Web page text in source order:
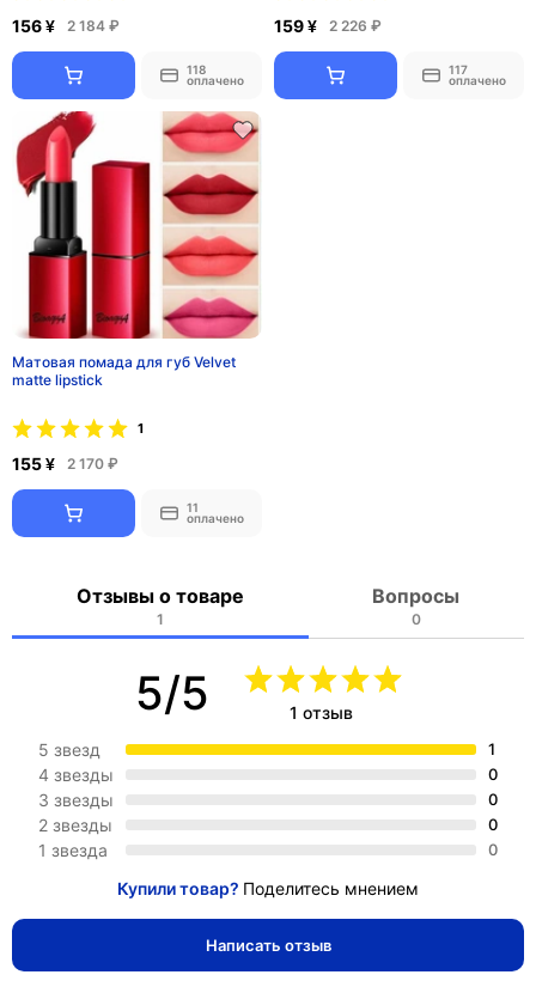
156 ¥ 2 184 ₽
118
оплачено
159 ¥ 2 226 ₽
117
оплачено
Матовая помада для губ Velvet
matte lipstick
1
155 ¥ 2 170 ₽
11
оплачено
Отзывы о товаре
1
Вопросы
0
5/5
1 отзыв
5 звезд
1
4 звезды 0
3 звезды 0
2 звезды 0
1 звезда 0
Купили товар? Поделитесь мнением
Написать отзыв